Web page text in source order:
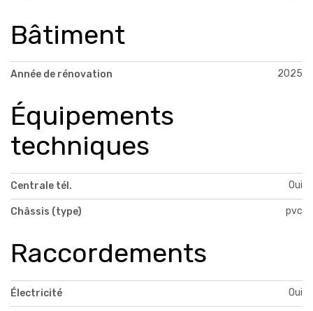
Bâtiment
Année de rénovation 2025
Équipements
techniques
Centrale tél. Oui
Châssis (type) pvc
Raccordements
Électricité Oui